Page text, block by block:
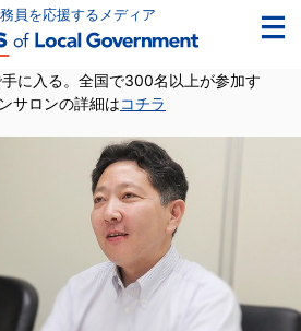
員を応援するメディア
に入る。全国で300名以上が参加す
サロンの詳細はコチラ